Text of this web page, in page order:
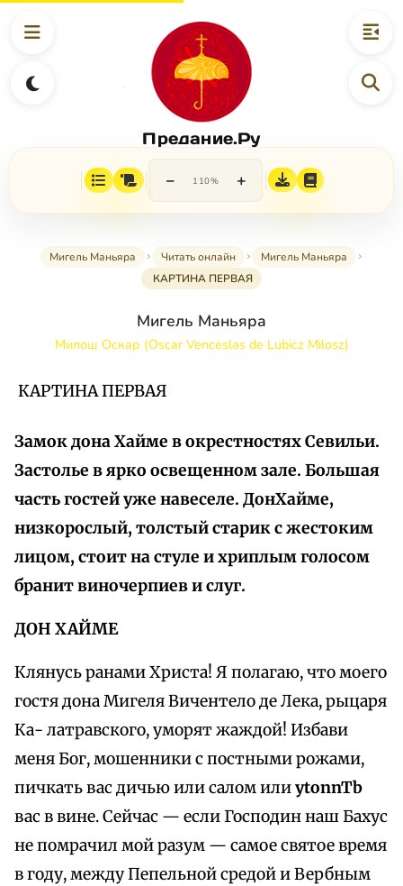
Предание.Ру
− 110% +
Мигель Маньяра Читать онлайн
Мигель Маньяра
КАРТИНА ПЕРВАЯ
Мигель Маньяра
Милош Оскар (Oscar Venceslas de Lubicz Milosz)
КАРТИНА ПЕРВАЯ
Замок дона Хайме в окрестностях Севильи.
Застолье в ярко освещенном зале. Большая
часть гостей уже навеселе. ДонХайме,
низкорослый, толстый старик с жестоким
лицом, стоит на стуле и хриплым голосом
бранит виночерпиев и слуг.
ДОН ХАЙМЕ
Клянусь ранами Христа! Я полагаю, что моего
гостя дона Мигеля Вичентело де Лека, рыцаря
Ка- латравского, уморят жаждой! Избави
меня Бог, мошенники с постными рожами,
пичкать вас дичью или салом илиytonnTb
вас в вине. Сейчас — если Господин наш Бахус
не помрачил мой разум — самое святое время
в году, между Пепельной средой и Вербным